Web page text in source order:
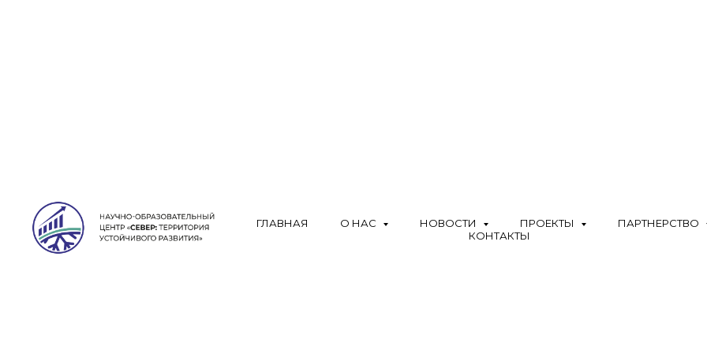
ГЛАВНАЯ О НАС НОВОСТИ ПРОЕКТЫ
ПАРТНЕРСТВО
КОНТАКТЫ
ФОРСАЙТ-